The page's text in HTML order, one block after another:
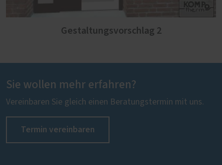
Gestaltungsvorschlag 2
Sie wollen mehr erfahren?
Vereinbaren Sie gleich einen Beratungstermin mit uns.
Termin vereinbaren